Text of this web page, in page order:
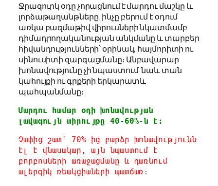
Ջրազուրկ օդը չորացնում է մարդու մաշկը և
լորձաթաղանթները, ինչը բերում է օդում
առկա բազմաթիվ վիրուսների նկատմամբ
դիմադրողականության անկմանը և տարբեր
հիվանդությունների՝ օրինակ, հայմորիտի ու
սինուսիտի զարգացմանը։ Անբավարար
խոնավությունը չի նպաստում նաև տան
կահույքի ու գրքերի երկարատև
պահպանմանը։
Մարդու համար օդի խոնավության
լավագույն տիրույթը 40-60%-ն է։
Չափից շատ՝ 70%-ից բարձր խոնավությունն
էլ է վնասակար, այն նպաստում է
բորբոսների առաջացմանը և դառնում
ալերգիկ ռեակցիաների պատճառ։